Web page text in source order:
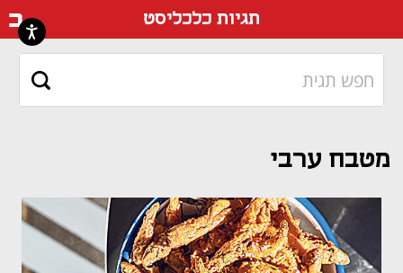
תגיות כלכליסט
מטבח ערבי